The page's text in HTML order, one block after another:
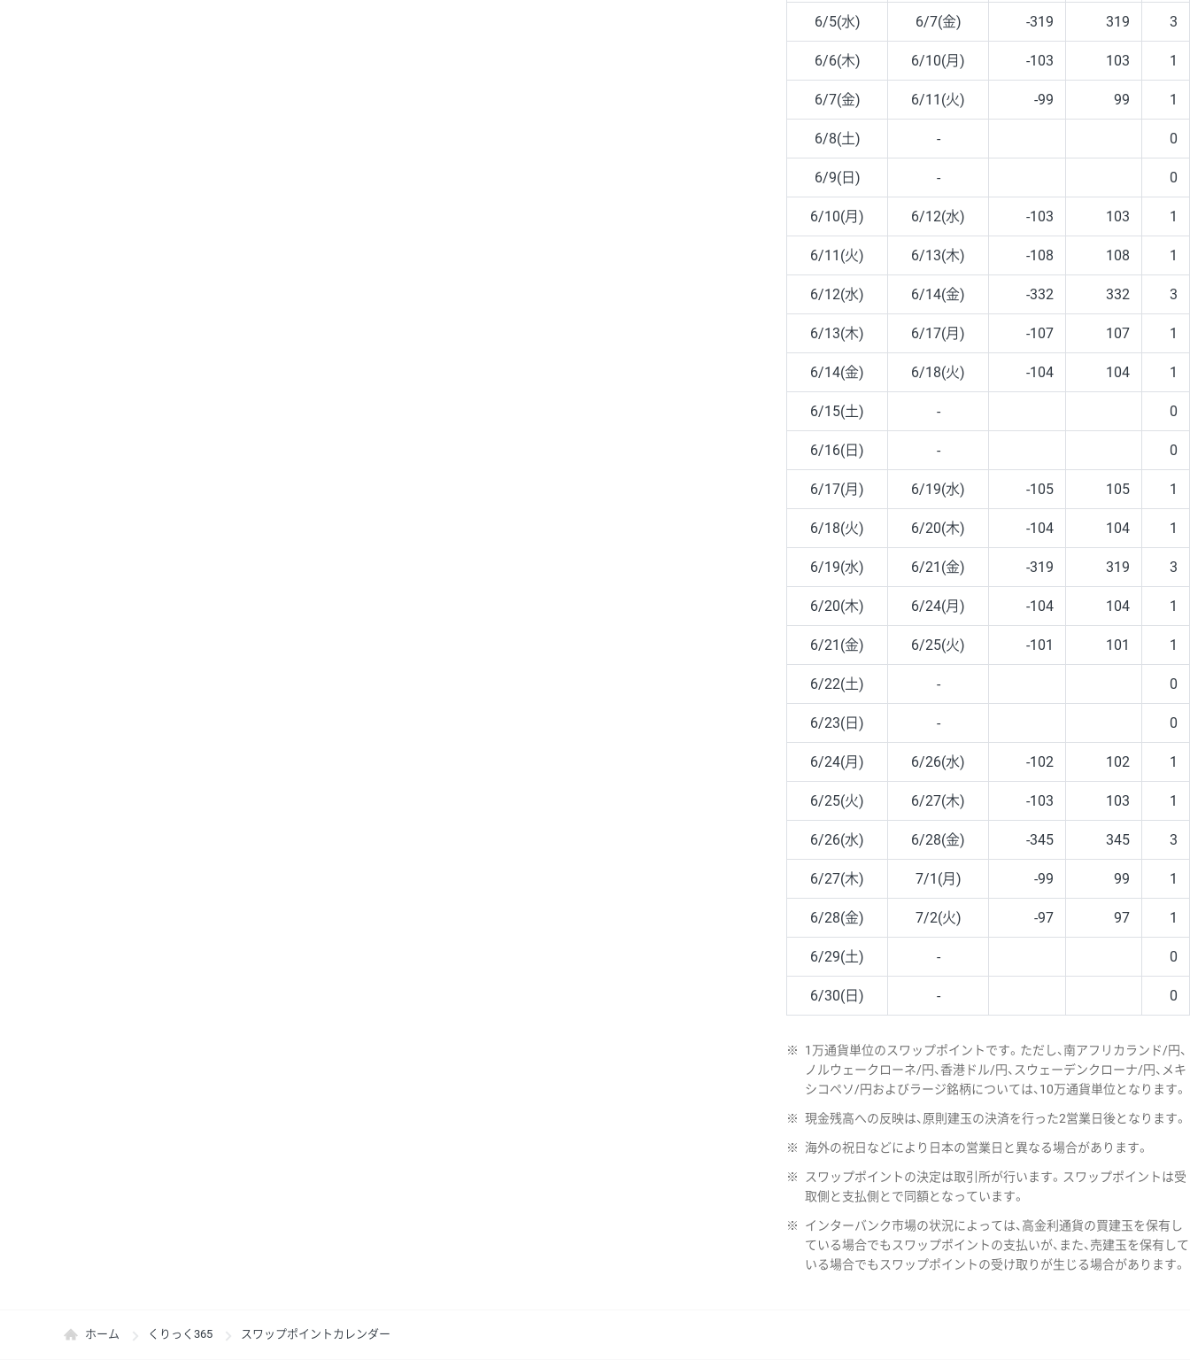
6/5(水) 6/7(金) -319 319 3
6/6(木) 6/10(月) -103 103 1
6/7(金) 6/11(火) -99 99 1
6/8(土) - 0
6/9(日) - 0
6/10(月) 6/12(水) -103 103 1
6/11(火) 6/13(木) -108 108 1
6/12(水) 6/14(金) -332 332 3
6/13(木) 6/17(月) -107 107 1
6/14(金) 6/18(火) -104 104 1
6/15(土) - 0
6/16(日) - 0
6/17(月) 6/19(水) -105 105 1
6/18(火) 6/20(木) -104 104 1
6/19(水) 6/21(金) -319 319 3
6/20(木) 6/24(月) -104 104 1
6/21(金) 6/25(火) -101 101 1
6/22(土) - 0
6/23(日) - 0
6/24(月) 6/26(水) -102 102 1
6/25(火) 6/27(木) -103 103 1
6/26(水) 6/28(金) -345 345 3
6/27(木) 7/1(月) -99 99 1
6/28(金) 7/2(火) -97 97 1
6/29(土) - 0
6/30(日) - 0
※
1万通貨単位のスワップポイントです。ただし、南アフリカランド/円、
ノルウェークローネ/円、香港ドル/円、スウェーデンクローナ/円、メキ
シコペソ/円およびラージ銘柄については、10万通貨単位となります。
※ 現金残高への反映は、原則建玉の決済を行った2営業日後となります。
※ 海外の祝日などにより日本の営業日と異なる場合があります。
※
スワップポイントの決定は取引所が行います。スワップポイントは受
取側と支払側とで同額となっています。
※
インターバンク市場の状況によっては、高金利通貨の買建玉を保有し
ている場合でもスワップポイントの支払いが、また、売建玉を保有して
いる場合でもスワップポイントの受け取りが生じる場合があります。
ホーム くりっく365 スワップポイントカレンダー